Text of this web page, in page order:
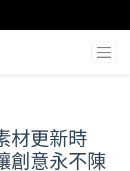
材更新時
創意永不陳